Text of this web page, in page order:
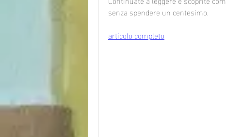
senza spendere un centesimo.
articolo completo